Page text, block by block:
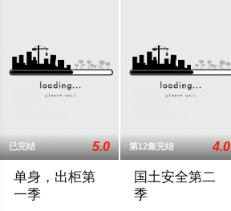
已完结 5.0
单身，出柜第
一季
第12集完结 4.0
国土安全第二
季